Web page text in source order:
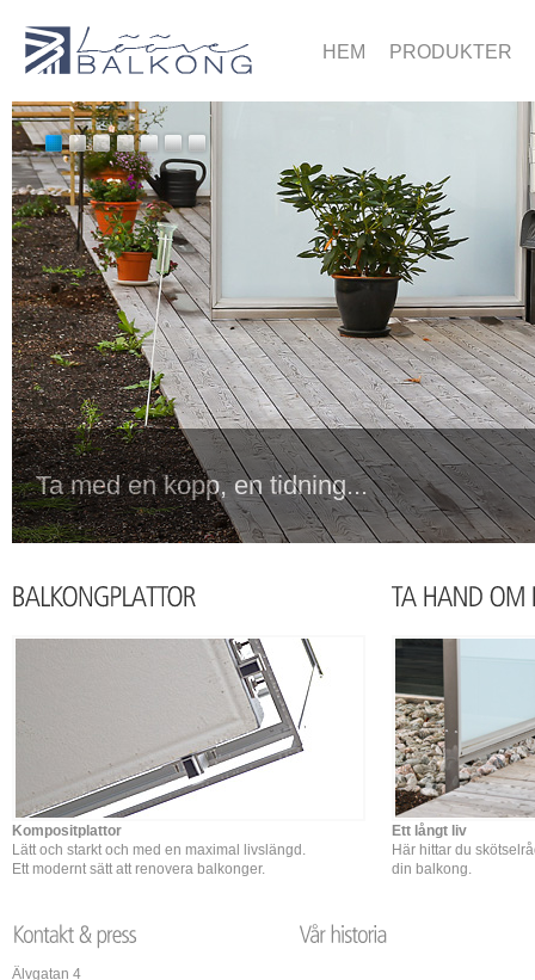
HEM PRODUKTER
Ta med en kopp, en tidning...
Kompositplattor
Lätt och starkt och med en maximal livslängd.
Ett modernt sätt att renovera balkonger.
Ett långt liv
Här hittar du
din balkong.
Älvgatan 4